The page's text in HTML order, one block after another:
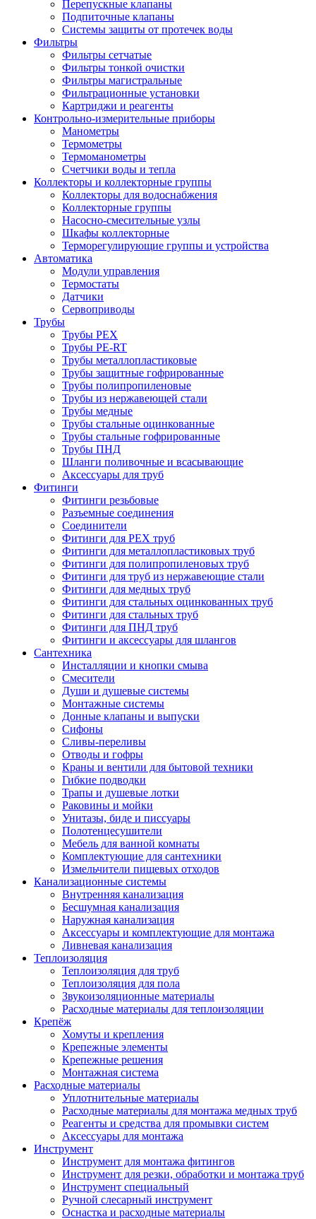
Перепускные клапаны
Подпиточные клапаны
Системы защиты от протечек воды
Фильтры
Фильтры сетчатые
Фильтры тонкой очистки
Фильтры магистральные
Фильтрационные установки
Картриджи и реагенты
Контрольно-измерительные приборы
Манометры
Термометры
Термоманометры
Счетчики воды и тепла
Коллекторы и коллекторные группы
Коллекторы для водоснабжения
Коллекторные группы
Насосно-смесительные узлы
Шкафы коллекторные
Терморегулирующие группы и устройства
Автоматика
Модули управления
Термостаты
Датчики
Сервоприводы
Трубы
Трубы PEX
Трубы PE-RT
Трубы металлопластиковые
Трубы защитные гофрированные
Трубы полипропиленовые
Трубы из нержавеющей стали
Трубы медные
Трубы стальные оцинкованные
Трубы стальные гофрированные
Трубы ПНД
Шланги поливочные и всасывающие
Аксессуары для труб
Фитинги
Фитинги резьбовые
Разъемные соединения
Соединители
Фитинги для PEX труб
Фитинги для металлопластиковых труб
Фитинги для полипропиленовых труб
Фитинги для труб из нержавеющие стали
Фитинги для медных труб
Фитинги для стальных оцинкованных труб
Фитинги для стальных труб
Фитинги для ПНД труб
Фитинги и аксессуары для шлангов
Сантехника
Инсталляции и кнопки смыва
Смесители
Души и душевые системы
Монтажные системы
Донные клапаны и выпуски
Сифоны
Сливы-переливы
Отводы и гофры
Краны и вентили для бытовой техники
Гибкие подводки
Трапы и душевые лотки
Раковины и мойки
Унитазы, биде и писсуары
Полотенцесушители
Мебель для ванной комнаты
Комплектующие для сантехники
Измельчители пищевых отходов
Канализационные системы
Внутренняя канализация
Бесшумная канализация
Наружная канализация
Аксессуары и комплектующие для монтажа
Ливневая канализация
Теплоизоляция
Теплоизоляция для труб
Теплоизоляция для пола
Звукоизоляционные материалы
Расходные материалы для теплоизоляции
Крепёж
Хомуты и крепления
Крепежные элементы
Крепежные решения
Монтажная система
Расходные материалы
Уплотнительные материалы
Расходные материалы для монтажа медных труб
Реагенты и средства для промывки систем
Аксессуары для монтажа
Инструмент
Инструмент для монтажа фитингов
Инструмент для резки, обработки и монтажа труб
Инструмент специальный
Ручной слесарный инструмент
Оснастка и расходные материалы